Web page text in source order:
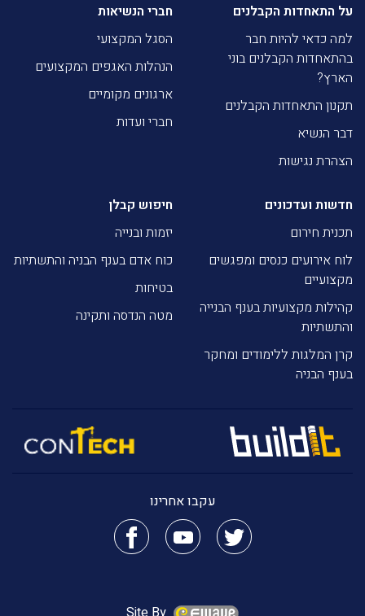
על התאחדות הקבלנים
למה כדאי להיות חבר
בהתאחדות הקבלנים בוני
הארץ?
תקנון התאחדות הקבלנים
דבר הנשיא
הצהרת נגישות
חברי הנשיאות
הסגל המקצועי
הנהלות האגפים המקצועים
ארגונים מקומיים
חברי ועדות
חדשות ועדכונים
תכנית חירום
לוח אירועים כנסים ומפגשים
מקצועיים
קהילות מקצועיות בענף הבנייה
והתשתיות
קרן המלגות ללימודים ומחקר
בענף הבניה
חיפוש קבלן
יזמות ובנייה
כוח אדם בענף הבניה והתשתיות
בטיחות
מטה הנדסה ותקינה
עקבו אחרינו